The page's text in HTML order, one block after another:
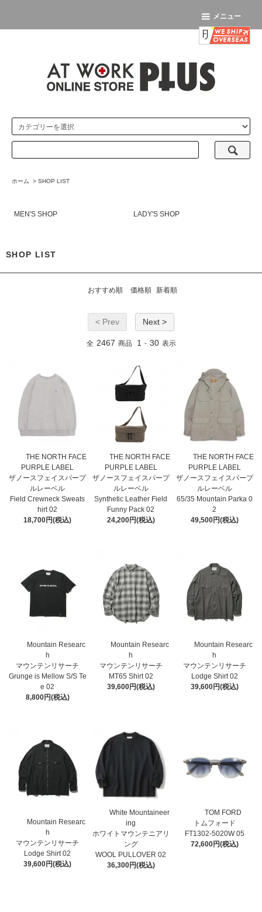
メニュー
ホーム > SHOP LIST
MEN'S SHOP LADY'S SHOP
SHOP LIST
おすすめ順 価格順 新着順
< Prev Next >
全 2467 商品 1 - 30 表示
THE NORTH FACE
PURPLE LABEL
ザノースフェイスパープ
ルレーベル
Field Crewneck Sweats
hirt 02
18,700円(税込)
THE NORTH FACE
PURPLE LABEL
ザノースフェイスパープ
ルレーベル
Synthetic Leather Field
Funny Pack 02
24,200円(税込)
THE NORTH FACE
PURPLE LABEL
ザノースフェイスパープ
ルレーベル
65/35 Mountain Parka 0
2
49,500円(税込)
Mountain Researc
h
マウンテンリサーチ
Grunge is Mellow S/S Te
e 02
8,800円(税込)
Mountain Researc
h
マウンテンリサーチ
MT65 Shirt 02
39,600円(税込)
Mountain Researc
h
マウンテンリサーチ
Lodge Shirt 02
39,600円(税込)
Mountain Researc
h
マウンテンリサーチ
Lodge Shirt 02
39,600円(税込)
White Mountaineer
ing
ホワイトマウンテニアリ
ング
WOOL PULLOVER 02
36,300円(税込)
TOM FORD
トムフォード
FT1302-5020W 05
72,600円(税込)